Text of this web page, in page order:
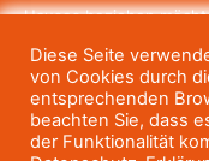
Hauses beziehen
um die Newsletter-
Gratis-News
Siesich jederzeit
Diese Seite
von Cookies durch
entsprechenden
beachten Sie, dass
der Funktionalität